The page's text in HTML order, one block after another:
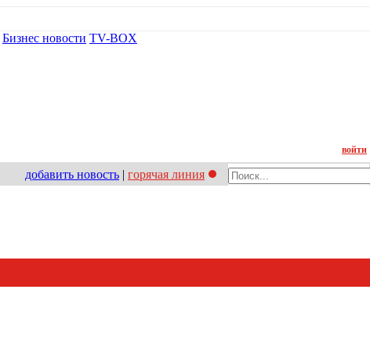
Бизнес новости TV-BOX
войти
добавить новость | горячая линия